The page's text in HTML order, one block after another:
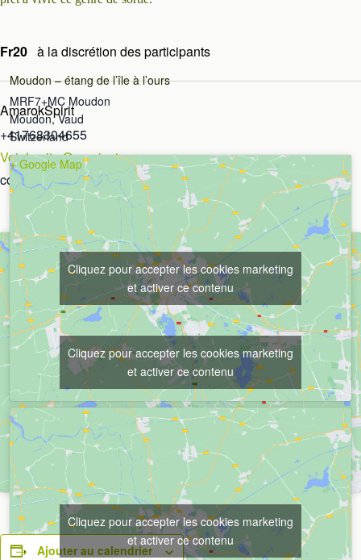
Fr20 à la discrétion des participants
AmarokSpirit
+41768304655
Voir le site Organisateur
contact@amarokspirit.ch
Moudon – étang de l’île à l’ours
MRF7+MC Moudon
Moudon, Vaud
Switzerland
+ Google Map
Cliquez pour accepter les cookies marketing
et activer ce contenu
Cliquez pour accepter les cookies marketing
et activer ce contenu
Cliquez pour accepter les cookies marketing
et activer ce contenu
Ajouter au calendrier